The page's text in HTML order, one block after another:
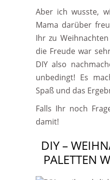
Aber ich wusste,
Mama darüber
Ihr zu
die Freude war
DIY also
unbedingt! Es
Spaß und das
Falls Ihr noch
damit!
DIY –
PALETTEN